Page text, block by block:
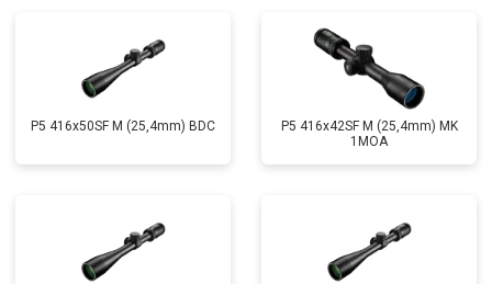
P5 416x50SF M (25,4mm) BDC
P5 416x42SF M (25,4mm) MK
1MOA